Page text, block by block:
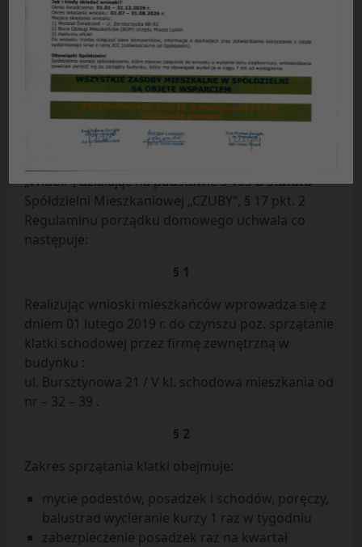
Uchwała Nr 1/2019
Rady Przedstawicieli Nieruchomości Osiedla
„WIDOK”
Spółdzielni Mieszkaniowej „CZUBY” w Lublinie
z dnia 14.01.2019 r.
„Widok”, działając na podstawie § 103 b Statutu
Spółdzielni Mieszkaniowej „CZUBY”, § 17 pkt. 2
Regulaminu porządku domowego uchwala co
następuje:
§ 1
Realizując wnioski mieszkańców wprowadza się z
dniem 01 lutego 2019 r. do czynszu poz. sprzątanie
klatki schodowej przez firmę zewnętrzną w
budynku :
ul. Bursztynowa 21 / V kl. schodowa mieszkania od
nr – 32 – 39 .
§ 2
Zakres sprzątania klatki obejmuje:
mycie podestów, posadzek i schodów, poręczy,
balustrad wycieranie kurzy 1 raz w tygodniu
zabezpieczenie posadzek raz na kwartał